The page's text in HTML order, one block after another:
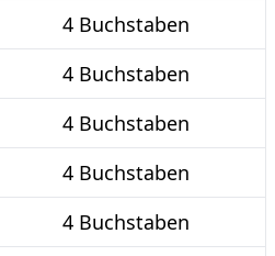
4 Buchstaben
4 Buchstaben
4 Buchstaben
4 Buchstaben
4 Buchstaben